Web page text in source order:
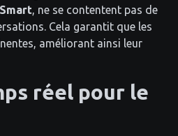
, ne se contentent pas de
Cela garantit que les
améliorant ainsi leur
réel pour le